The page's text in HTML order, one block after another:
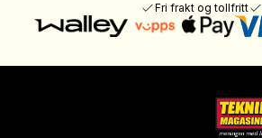
Fri frakt og tollfritt